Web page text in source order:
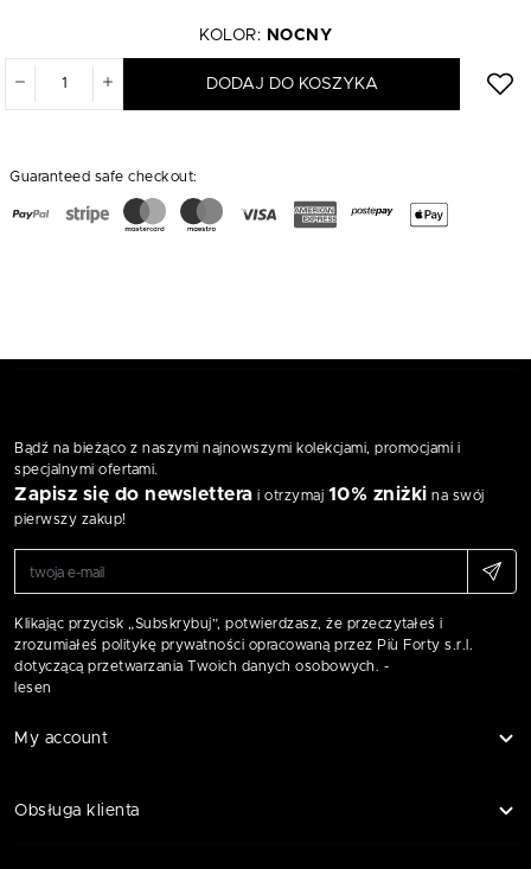
KOLOR: NOCNY
DODAJ DO KOSZYKA
Guaranteed safe checkout:
Bądź na bieżąco z naszymi najnowszymi kolekcjami, promocjami i
specjalnymi ofertami.
Zapisz się do newslettera i otrzymaj 10% zniżki na swój
pierwszy zakup!
Klikając przycisk „Subskrybuj”, potwierdzasz, że przeczytałeś i
zrozumiałeś politykę prywatności opracowaną przez Più Forty s.r.l.
dotyczącą przetwarzania Twoich danych osobowych. -
lesen
My account
Obsługa klienta